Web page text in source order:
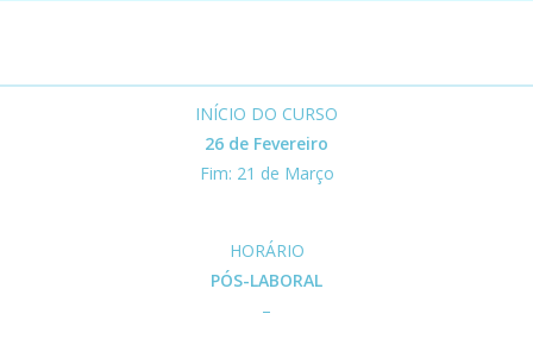
INÍCIO DO CURSO
26 de Fevereiro
Fim: 21 de Março
HORÁRIO
PÓS-LABORAL
–